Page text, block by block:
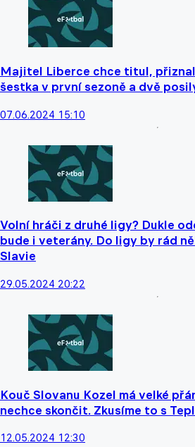
Majitel Liberce chce titul,
šestka v první sezoně a dvě
07.06.2024 15:10
Volní hráči z druhé ligy? Dukle
bude i veterány. Do ligy by rád
Slavie
29.05.2024 20:22
Kouč Slovanu Kozel má velké
nechce skončit. Zkusíme to s
12.05.2024 12:30